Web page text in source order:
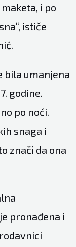
i po
ističe
bila umanjena
godine.
po noći.
snaga i
znači da ona
pronađena i